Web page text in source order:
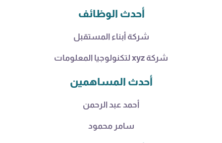
أحدث الوظائف
شركة أبناء المستقبل
شركة xyz لتكنولوجيا المعلومات
أحدث المساهمين
أحمد عبد الرحمن
سامر محمود